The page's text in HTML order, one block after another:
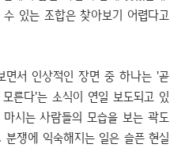
있는 조합은 찾아보기 어렵다고
면서 인상적인 장면 중 하나는 '곧
른다'는 소식이 연일 보도되고 있
시는 사람들의 모습을 보는 곽도
쟁에 익숙해지는 일은 슬픈 현실